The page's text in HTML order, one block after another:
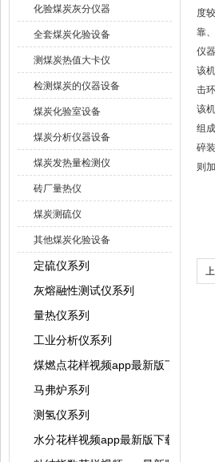
化验煤炭灰分仪器
全套煤炭化验设备
测煤炭热值大卡仪
检测煤炭的仪器设备
煤炭化验室设备
煤炭分析仪器设备
煤炭发热量检测仪
砖厂量热仪
煤炭测硫仪
其他煤炭化验设备
定硫仪系列
灰熔融性测试仪系列
量热仪系列
工业分析仪系列
煤燃点花样视频app最新版下载
马弗炉系列
测氢仪系列
水分花样视频app最新版下载系列
度较
靠
仪
该
击
该
组
碎
则加
上